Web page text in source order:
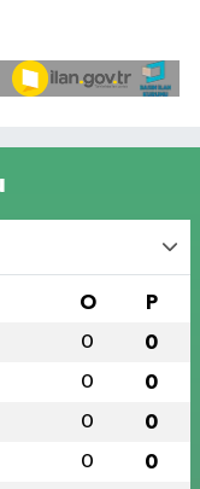
O P
0 0
0 0
0 0
0 0